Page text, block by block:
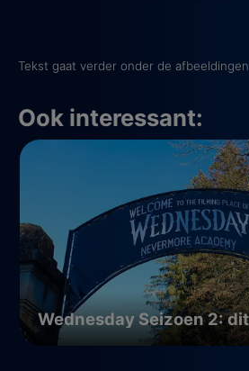
Tekst gaat verder onder de afbeeldingen
Ook interessant: